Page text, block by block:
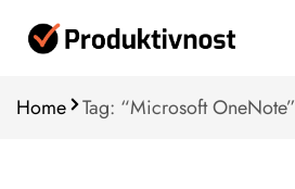
Home Tag: “Microsoft OneNote”